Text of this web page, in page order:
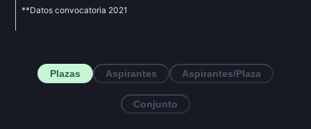
**Datos convocatoria 2021
Plazas Aspirantes Aspirantes/Plaza
Conjunto